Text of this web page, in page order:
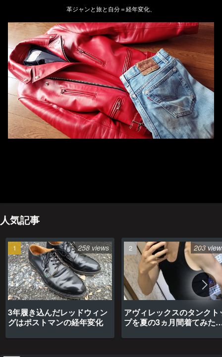
革ジャンと旅と自分＝経年変化、
人気記事
3年履き込んだレッドウィン
グはポストマンの経年変化
258 views
アヴィレックスのタンクト
プを夏の3ヵ月間着てみた
203